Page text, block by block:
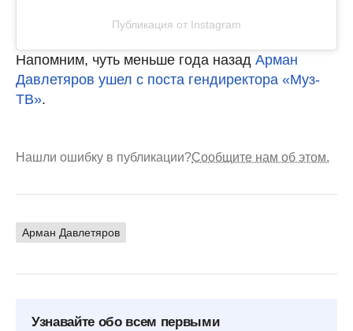
Публикация от Instagram
Напомним, чуть меньше года назад Арман
Давлетяров ушел с поста гендиректора «Муз-
ТВ».
Нашли ошибку в публикации?Сообщите нам об этом.
Арман Давлетяров
Узнавайте обо всем первыми